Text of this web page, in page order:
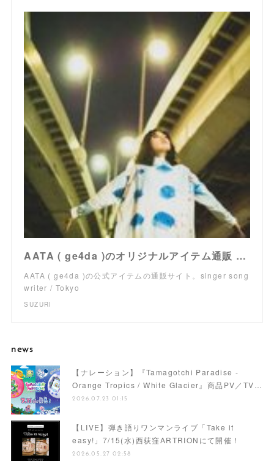
AATA ( ge4da )のオリジナルアイテム通販 ∞ SUZURI（スズリ）
AATA ( ge4da )の公式アイテムの通販サイト。singer song
writer / Tokyo
SUZURI
news
【ナレーション】『Tamagotchi Paradise -
Orange Tropics / White Glacier』商品PV／TV…
2026.07.23 01:15
【LIVE】弾き語りワンマンライブ「Take it
easy!」7/15(水)西荻窪ARTRIONにて開催！
2026.05.27 02:58